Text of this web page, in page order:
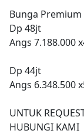
Bunga Premium
Dp 48jt
Angs 7.188.000
Dp 44jt
Angs 6.348.500
UNTUK
HUBUNGI KAMI